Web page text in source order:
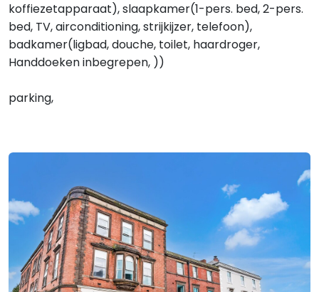
koffiezetapparaat), slaapkamer(1-pers. bed, 2-pers.
bed, TV, airconditioning, strijkijzer, telefoon),
badkamer(ligbad, douche, toilet, haardroger,
Handdoeken inbegrepen, ))
parking,